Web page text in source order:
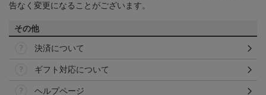
告なく変更になることがございます。
その他
決済について
ギフト対応について
ヘルプページ